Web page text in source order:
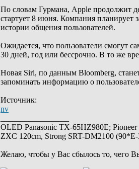
По словам Гурмана, Apple продолжит
стартует 8 июня. Компания планирует
истории общения пользователей.
Ожидается, что пользователи смогут
30 дней, год или бессрочно. В то же
Новая Siri, по данным Bloomberg,
запоминать информацию о
Источник:
nv
OLED Panasonic TX-65HZ980E;
ZXC 120cm, Strong SRT-DM2100
Желаю, чтобы у Вас сбылось то, чего